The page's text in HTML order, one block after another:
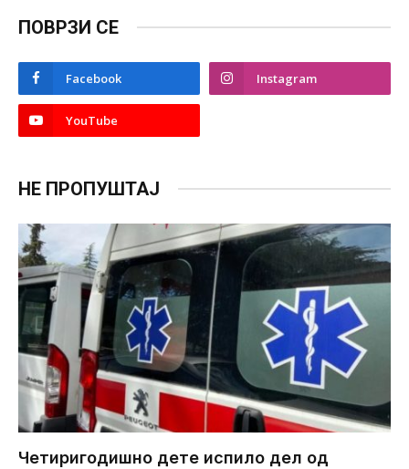
ПОВРЗИ СЕ
Facebook Instagram
YouTube
НЕ ПРОПУШТАЈ
Четиригодишно дете испило дел од